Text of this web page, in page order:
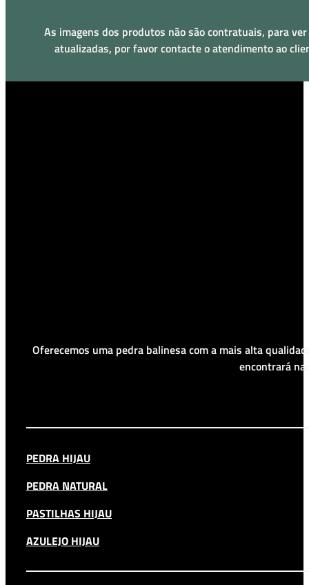
As imagens dos produtos não são contratuais, para
atualizadas, por favor contacte o atendimento ao
Oferecemos uma pedra balinesa com a mais alta
encontrará
PEDRA HIJAU
PEDRA NATURAL
PASTILHAS HIJAU
AZULEJO HIJAU